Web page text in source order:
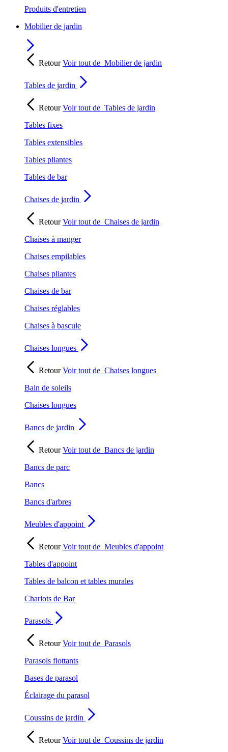
Produits d'entretien
Mobilier de jardin
RetourVoir tout de Mobilier de jardin
Tables de jardin
RetourVoir tout de Tables de jardin
Tables fixes
Tables extensibles
Tables pliantes
Tables de bar
Chaises de jardin
RetourVoir tout de Chaises de jardin
Chaises à manger
Chaises empilables
Chaises pliantes
Chaises de bar
Chaises réglables
Chaises à bascule
Chaises longues
RetourVoir tout de Chaises longues
Bain de soleils
Chaises longues
Bancs de jardin
RetourVoir tout de Bancs de jardin
Bancs de parc
Bancs
Bancs d'arbres
Meubles d'appoint
RetourVoir tout de Meubles d'appoint
Tables d'appoint
Tables de balcon et tables murales
Chariots de Bar
Parasols
RetourVoir tout de Parasols
Parasols flottants
Bases de parasol
Éclairage du parasol
Coussins de jardin
RetourVoir tout de Coussins de jardin